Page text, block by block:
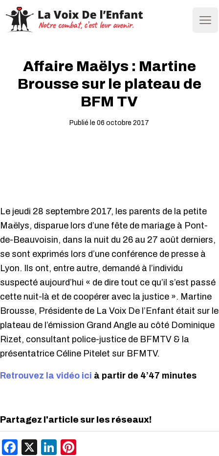
Affaire Maëlys : Martine
Brousse sur le plateau de
BFM TV
Publié le 06 octobre 2017
Le jeudi 28 septembre 2017, les parents de la petite
Maëlys, disparue lors d’une fête de mariage à Pont-
de-Beauvoisin, dans la nuit du 26 au 27 août derniers,
se sont exprimés lors d’une conférence de presse à
Lyon. Ils ont, entre autre, demandé à l’individu
suspecté aujourd’hui « de dire tout ce qu’il s’est passé
cette nuit-là et de coopérer avec la justice ». Martine
Brousse, Présidente de La Voix De l’Enfant était sur le
plateau de l’émission Grand Angle au côté Dominique
Rizet, consultant police-justice de BFMTV & la
présentatrice Céline Pitelet sur BFMTV.
Retrouvez la vidéo ici à partir de 4’47 minutes
Partagez l'article sur les réseaux!
Facebook
X LinkedIn